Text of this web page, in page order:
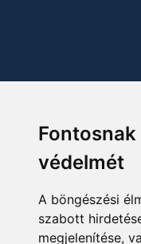
védelmét
A böngészési
szabott
megjelenítése,